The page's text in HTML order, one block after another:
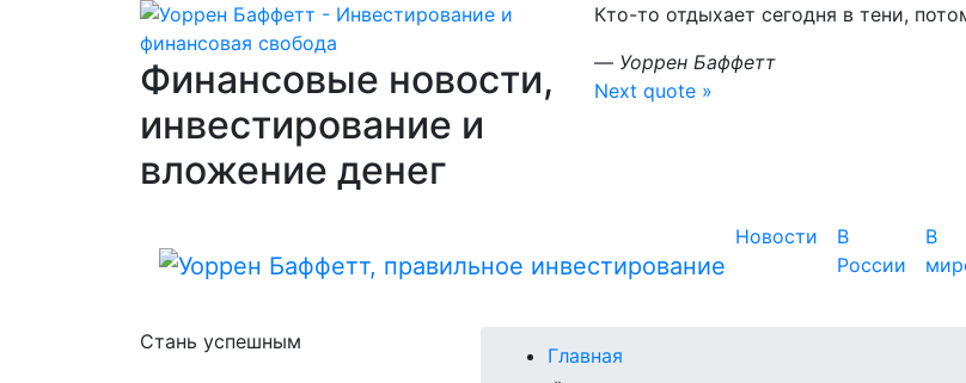
Финансовые новости,
инвестирование и
вложение денег
Кто-то отдыхает сегодня в тени,
— Уоррен Баффетт
Next quote »
Новости
В
России
В
Стань успешным
Главная